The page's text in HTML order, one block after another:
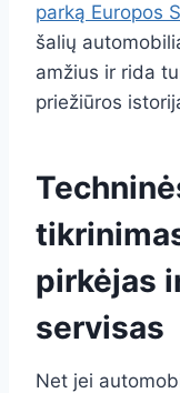
parką Europos
šalių
amžius ir rida
priežiūros
pirkėjas
servisas
Net jei